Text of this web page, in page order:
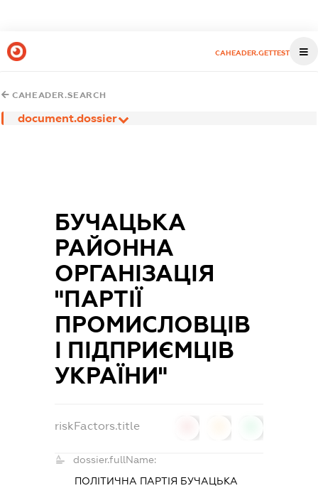
CAHEADER.GETTEST
CAHEADER.SEARCH
document.dossier
БУЧАЦЬКА
РАЙОННА
ОРГАНІЗАЦІЯ
"ПАРТІЇ
ПРОМИСЛОВЦІВ
І ПІДПРИЄМЦІВ
УКРАЇНИ"
riskFactors.title
dossier.fullName:
ПОЛІТИЧНА ПАРТІЯ БУЧАЦЬКА